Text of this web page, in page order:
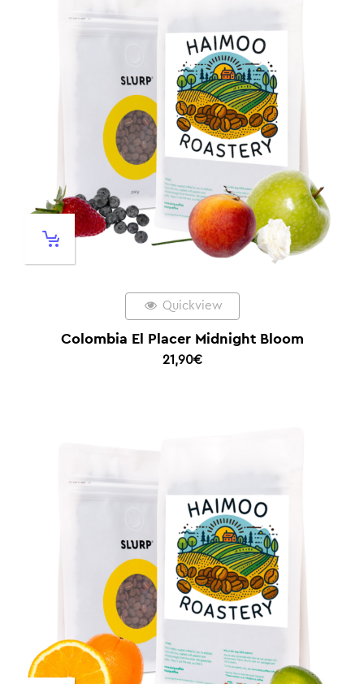
Quickview
Colombia El Placer Midnight Bloom
21,90€